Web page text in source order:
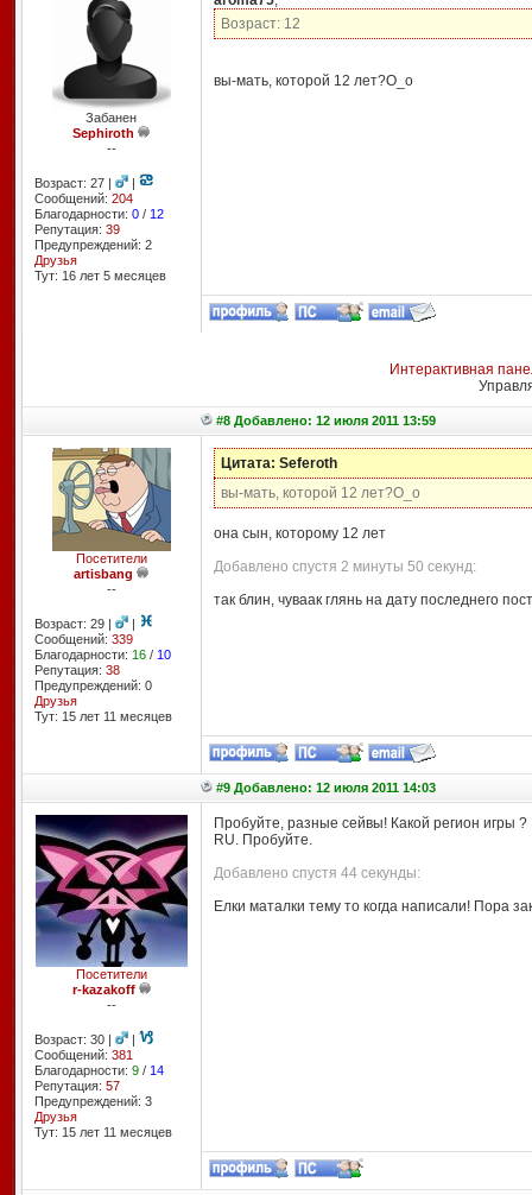
Забанен
Sephiroth
--
Возраст: 27 |
|
Сообщений: 204
Благодарности: 0/ 12
Репутация: 39
Предупреждений: 2
Друзья
Тут: 16 лет 5 месяцев
Возраст: 12
вы-мать, которой 12 лет?О_о
Интерактивная
#8 Добавлено: 12 июля 2011 13:59
Посетители
artisbang
--
Возраст: 29 |
|
Сообщений: 339
Благодарности: 16/ 10
Репутация: 38
Предупреждений: 0
Друзья
Тут: 15 лет 11 месяцев
Цитата: Seferoth
вы-мать, которой 12 лет?О_о
она сын, которому 12 лет
Добавлено спустя 2 минуты 50 секунд:
так блин, чуваак глянь на дату последнего
#9 Добавлено: 12 июля 2011 14:03
Посетители
r-kazakoff
--
Возраст: 30 |
|
Сообщений: 381
Благодарности: 9/ 14
Репутация: 57
Предупреждений: 3
Друзья
Тут: 15 лет 11 месяцев
Пробуйте, разные сейвы! Какой регион игры
RU. Пробуйте.
Добавлено спустя 44 секунды:
Елки маталки тему то когда написали! Пора